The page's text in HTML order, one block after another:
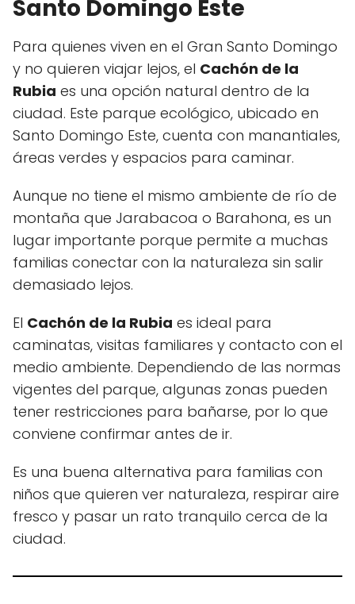
Santo Domingo Este
Para quienes viven en el Gran Santo Domingo
y no quieren viajar lejos, el Cachón de la
Rubia es una opción natural dentro de la
ciudad. Este parque ecológico, ubicado en
Santo Domingo Este, cuenta con manantiales,
áreas verdes y espacios para caminar.
Aunque no tiene el mismo ambiente de río de
montaña que Jarabacoa o Barahona, es un
lugar importante porque permite a muchas
familias conectar con la naturaleza sin salir
demasiado lejos.
El Cachón de la Rubia es ideal para
caminatas, visitas familiares y contacto con el
medio ambiente. Dependiendo de las normas
vigentes del parque, algunas zonas pueden
tener restricciones para bañarse, por lo que
conviene confirmar antes de ir.
Es una buena alternativa para familias con
niños que quieren ver naturaleza, respirar aire
fresco y pasar un rato tranquilo cerca de la
ciudad.